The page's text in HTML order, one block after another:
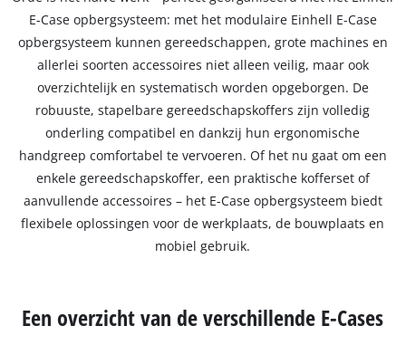
E-Case opbergsysteem: met het modulaire Einhell E-Case
opbergsysteem kunnen gereedschappen, grote machines en
allerlei soorten accessoires niet alleen veilig, maar ook
overzichtelijk en systematisch worden opgeborgen. De
robuuste, stapelbare gereedschapskoffers zijn volledig
onderling compatibel en dankzij hun ergonomische
handgreep comfortabel te vervoeren. Of het nu gaat om een
enkele gereedschapskoffer, een praktische kofferset of
aanvullende accessoires – het E-Case opbergsysteem biedt
flexibele oplossingen voor de werkplaats, de bouwplaats en
mobiel gebruik.
Een overzicht van de verschillende E-Cases